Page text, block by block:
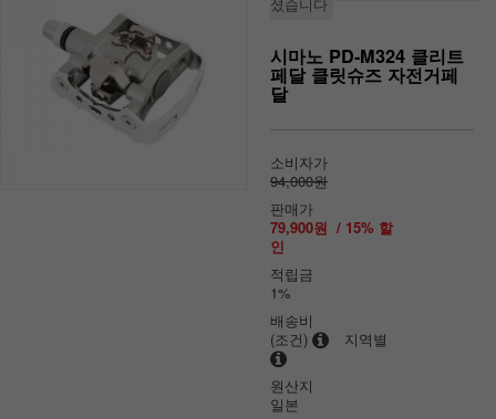
시마노 PD-M324 클리트
페달 클릿슈즈 자전거페
달
소비자가
94,000원
판매가
79,900원 / 15% 할
인
적립금
1%
배송비
(조건)
지역별
원산지
일본